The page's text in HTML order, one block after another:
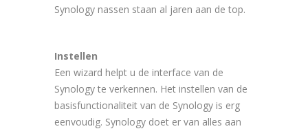
Synology nassen staan al jaren aan de top.
Instellen
Een wizard helpt u de interface van de
Synology te verkennen. Het instellen van de
basisfunctionaliteit van de Synology is erg
eenvoudig. Synology doet er van alles aan